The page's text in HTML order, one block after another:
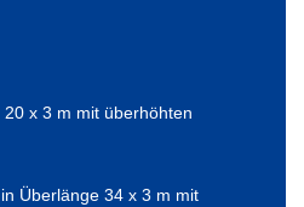
20 x 3 m mit überhöhten
in Überlänge 34 x 3 m mit